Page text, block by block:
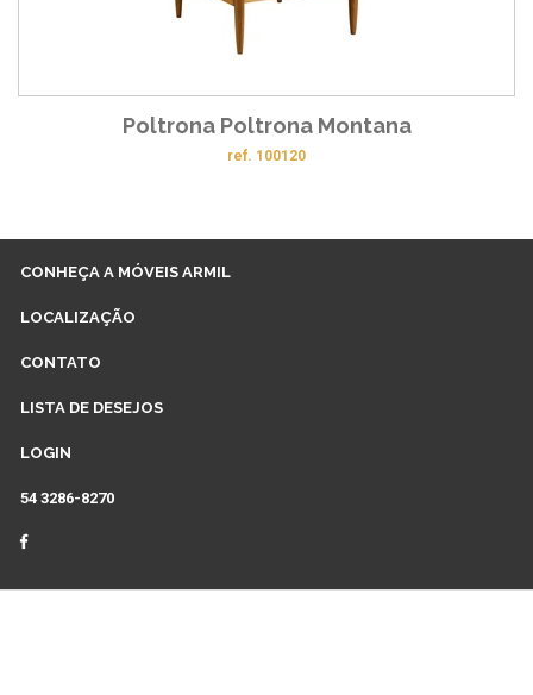
Poltrona Poltrona Montana
ref. 100120
CONHEÇA A MÓVEIS ARMIL
LOCALIZAÇÃO
CONTATO
LISTA DE DESEJOS
LOGIN
54 3286-8270